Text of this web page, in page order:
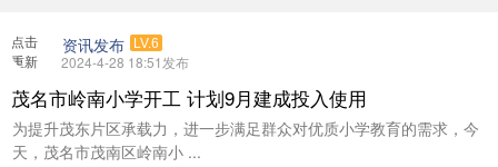
点击
重新
资讯发布 LV.6
2024-4-28 18:51发布
茂名市岭南小学开工 计划9月建成投入使用
为提升茂东片区承载力，进一步满足群众对优质小学教育的需求，今
天，茂名市茂南区岭南小 ...